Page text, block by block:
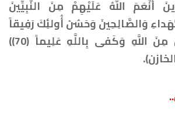
أَنْعَمَ اللَّهُ عَلَيْهِمْ مِنَ النَّبِيِّينَ
وَالصَّالِحِينَ وَحَسُنَ أُولئِكَ رَفِيقاً
(69) ذلِكَ الْفَضْلُ مِنَ اللَّهِ وَكَفى بِاللَّهِ عَلِيماً (70))